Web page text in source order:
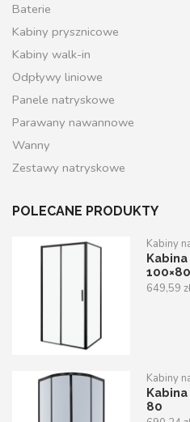
Baterie
Kabiny prysznicowe
Kabiny walk-in
Odpływy liniowe
Panele natryskowe
Parawany nawannowe
Wanny
Zestawy natryskowe
POLECANE PRODUKTY
Kabiny
100×80
649,59
Kabiny
80